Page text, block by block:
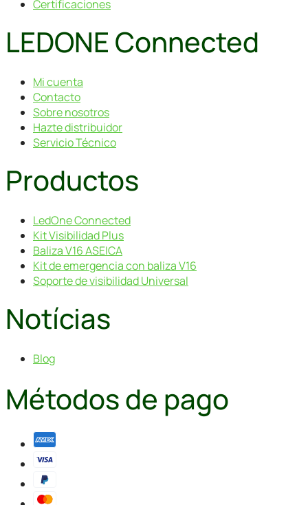
Certificaciones
LEDONE Connected
Mi cuenta
Contacto
Sobre nosotros
Hazte distribuidor
Servicio Técnico
Productos
LedOne Connected
Kit Visibilidad Plus
Baliza V16 ASEICA
Kit de emergencia con baliza V16
Soporte de visibilidad Universal
Notícias
Blog
Métodos de pago